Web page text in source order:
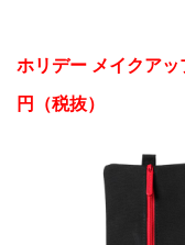
ホリデー メイクア
円（税抜）